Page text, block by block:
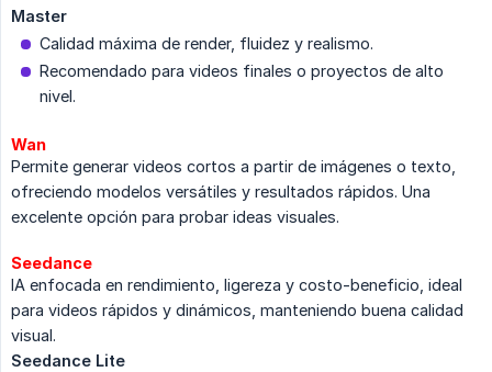
Master
Calidad máxima de render, fluidez y realismo.
Recomendado para videos finales o proyectos de alto
nivel.
Wan
Permite generar videos cortos a partir de imágenes o texto,
ofreciendo modelos versátiles y resultados rápidos. Una
excelente opción para probar ideas visuales.
Seedance
IA enfocada en rendimiento, ligereza y costo-beneficio, ideal
para videos rápidos y dinámicos, manteniendo buena calidad
visual.
Seedance Lite